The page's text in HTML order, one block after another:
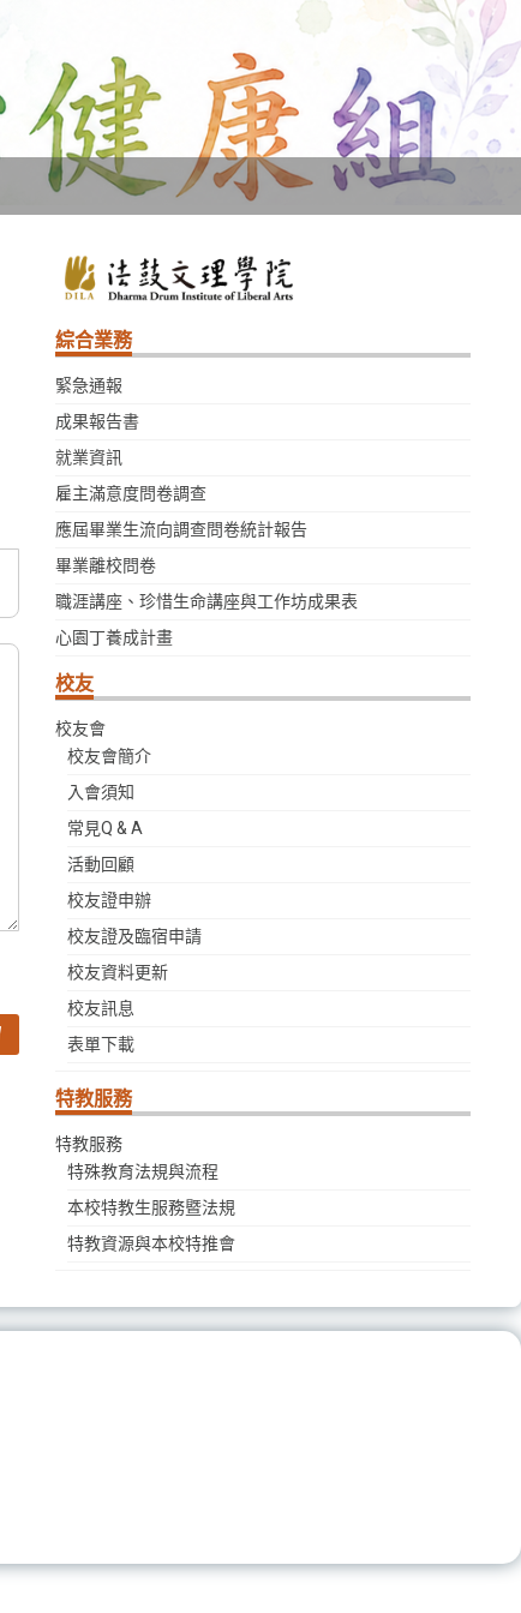
綜合業務
緊急通報
成果報告書
就業資訊
雇主滿意度問卷調查
應屆畢業生流向調查問卷統計報告
畢業離校問卷
職涯講座、珍惜生命講座與工作坊成果表
心園丁養成計畫
校友
校友會
校友會簡介
入會須知
常見Q & A
活動回顧
校友證申辦
校友證及臨宿申請
校友資料更新
校友訊息
表單下載
特教服務
特教服務
特殊教育法規與流程
本校特教生服務暨法規
特教資源與本校特推會